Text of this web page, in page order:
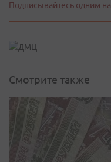
Подписывайтесь одним
Смотрите также